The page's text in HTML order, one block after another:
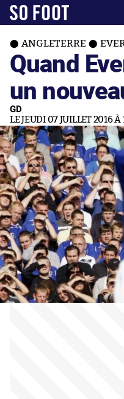
ANGLETERRE
Quand
un
GD
LE JEUDI 07 JUILLET 2016 À